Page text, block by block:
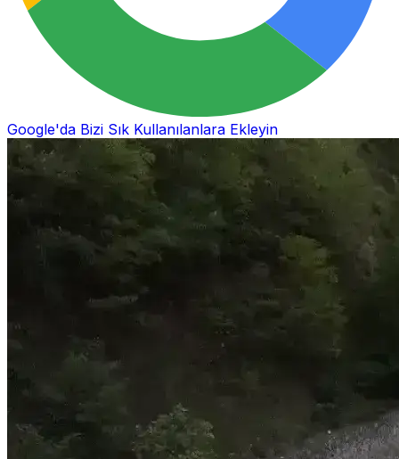
Google'da Bizi Sık Kullanılanlara Ekleyin